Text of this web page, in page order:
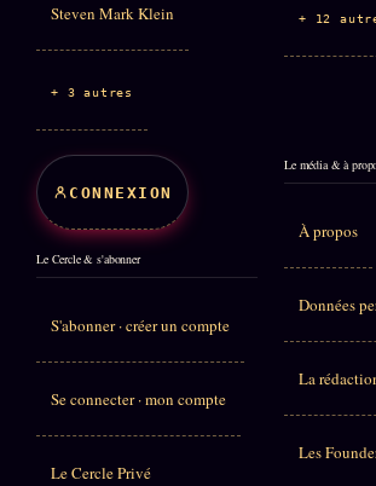
Steven Mark Klein
+ 3 autres
+ 12
CONNEXION
Le Cercle & s'abonner
S'abonner · créer un compte
Se connecter · mon compte
Le Cercle Privé
Le média & à
À propos
Données
La
Les